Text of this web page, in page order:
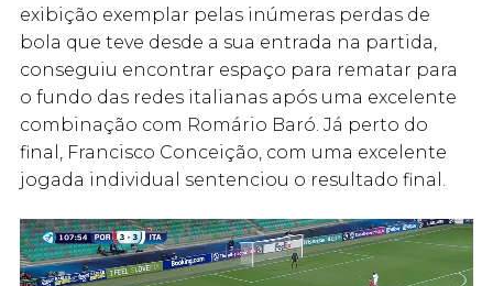
exibição exemplar pelas inúmeras perdas de
bola que teve desde a sua entrada na partida,
conseguiu encontrar espaço para rematar para
o fundo das redes italianas após uma excelente
combinação com Romário Baró. Já perto do
final, Francisco Conceição, com uma excelente
jogada individual sentenciou o resultado final.